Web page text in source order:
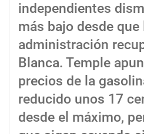
independientes
más bajo desde que
administración
Blanca. Temple
precios de la
reducido unos 17
desde el máximo,